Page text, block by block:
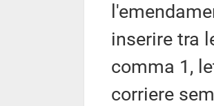
inserire tra
comma 1,
corriere